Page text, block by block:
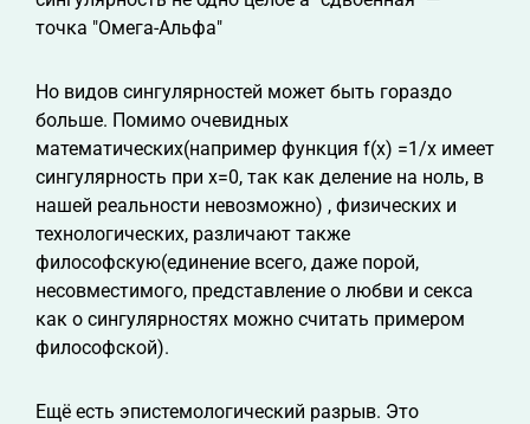
точка "Омега-Альфа"
Но видов сингулярностей может быть гораздо
больше. Помимо очевидных
математических(например функция f(x) =1/x имеет
сингулярность при x=0, так как деление на ноль, в
нашей реальности невозможно) , физических и
технологических, различают также
философскую(единение всего, даже порой,
несовместимого, представление о любви и секса
как о сингулярностях можно считать примером
философской).
Ещё есть эпистемологический разрыв. Это